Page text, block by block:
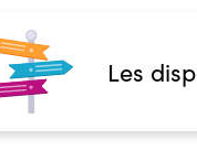
Les